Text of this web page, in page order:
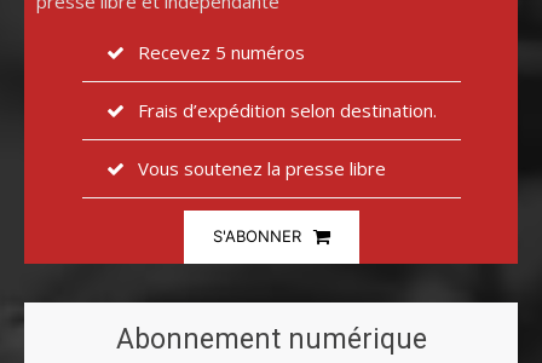
Recevez 5 numéros
Frais d’expédition selon destination.
Vous soutenez la presse libre
S'ABONNER
Abonnement numérique